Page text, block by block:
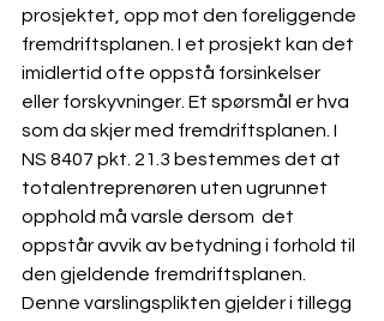
prosjektet, opp mot den foreliggende
fremdriftsplanen. I et prosjekt kan det
imidlertid ofte oppstå forsinkelser
eller forskyvninger. Et spørsmål er hva
som da skjer med fremdriftsplanen. I
NS 8407 pkt. 21.3 bestemmes det at
totalentreprenøren uten ugrunnet
opphold må varsle dersom  det
oppstår avvik av betydning i forhold til
den gjeldende fremdriftsplanen.
Denne varslingsplikten gjelder i tillegg